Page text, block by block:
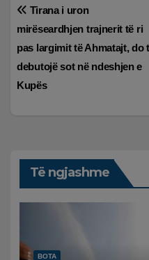
Lëvizje
te
postimet
Tirana i uron
mirëseardhjen trajnerit të ri
pas largimit të Ahmatajt, do
debutojë sot në ndeshjen e
Kupës
Të ngjashme
BOTA